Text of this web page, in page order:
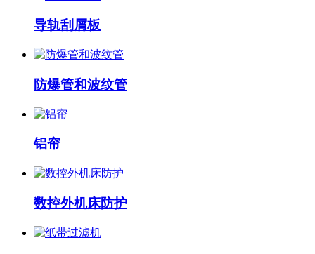
导轨刮屑板
防爆管和波纹管
铝帘
数控外机床防护